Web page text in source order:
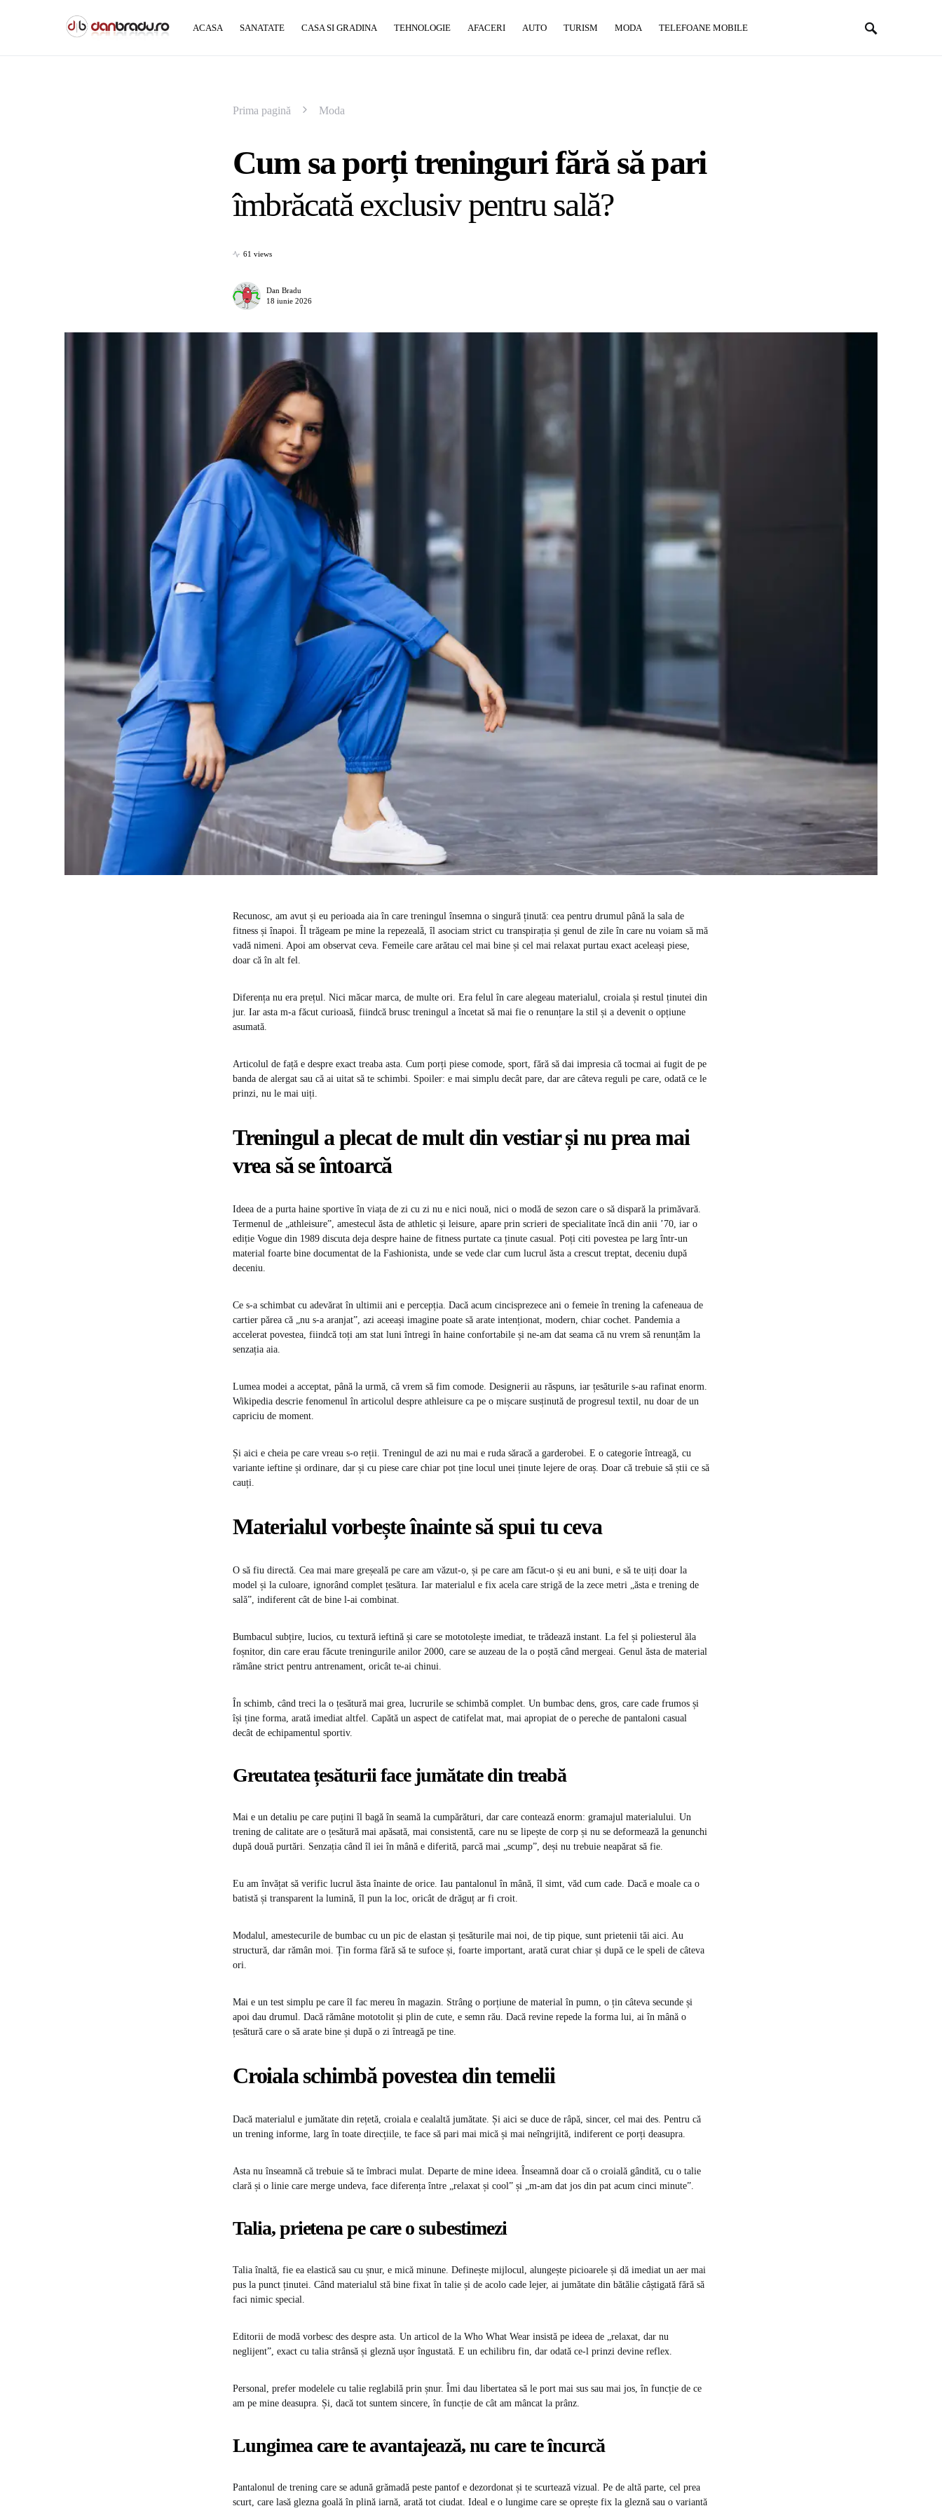
ACASA SANATATE CASA SI GRADINA TEHNOLOGIE AFACERI AUTO TURISM MODA TELEFOANE MOBILE
Prima pagină Moda
Cum sa porți treninguri fără să pari
îmbrăcată exclusiv pentru sală?
61 views
Dan Bradu
18 iunie 2026
Recunosc, am avut și eu perioada aia în care treningul însemna o singură ținută: cea pentru drumul până la sala de
fitness și înapoi. Îl trăgeam pe mine la repezeală, îl asociam strict cu transpirația și genul de zile în care nu voiam să mă
vadă nimeni. Apoi am observat ceva. Femeile care arătau cel mai bine și cel mai relaxat purtau exact aceleași piese,
doar că în alt fel.
Diferența nu era prețul. Nici măcar marca, de multe ori. Era felul în care alegeau materialul, croiala și restul ținutei din
jur. Iar asta m-a făcut curioasă, fiindcă brusc treningul a încetat să mai fie o renunțare la stil și a devenit o opțiune
asumată.
Articolul de față e despre exact treaba asta. Cum porți piese comode, sport, fără să dai impresia că tocmai ai fugit de pe
banda de alergat sau că ai uitat să te schimbi. Spoiler: e mai simplu decât pare, dar are câteva reguli pe care, odată ce le
prinzi, nu le mai uiți.
Treningul a plecat de mult din vestiar și nu prea mai
vrea să se întoarcă
Ideea de a purta haine sportive în viața de zi cu zi nu e nici nouă, nici o modă de sezon care o să dispară la primăvară.
Termenul de „athleisure”, amestecul ăsta de athletic și leisure, apare prin scrieri de specialitate încă din anii ’70, iar o
ediție Vogue din 1989 discuta deja despre haine de fitness purtate ca ținute casual. Poți citi povestea pe larg într-un
material foarte bine documentat de la Fashionista, unde se vede clar cum lucrul ăsta a crescut treptat, deceniu după
deceniu.
Ce s-a schimbat cu adevărat în ultimii ani e percepția. Dacă acum cincisprezece ani o femeie în trening la cafeneaua de
cartier părea că „nu s-a aranjat”, azi aceeași imagine poate să arate intenționat, modern, chiar cochet. Pandemia a
accelerat povestea, fiindcă toți am stat luni întregi în haine confortabile și ne-am dat seama că nu vrem să renunțăm la
senzația aia.
Lumea modei a acceptat, până la urmă, că vrem să fim comode. Designerii au răspuns, iar țesăturile s-au rafinat enorm.
Wikipedia descrie fenomenul în articolul despre athleisure ca pe o mișcare susținută de progresul textil, nu doar de un
capriciu de moment.
Și aici e cheia pe care vreau s-o reții. Treningul de azi nu mai e ruda săracă a garderobei. E o categorie întreagă, cu
variante ieftine și ordinare, dar și cu piese care chiar pot ține locul unei ținute lejere de oraș. Doar că trebuie să știi ce să
cauți.
Materialul vorbește înainte să spui tu ceva
O să fiu directă. Cea mai mare greșeală pe care am văzut-o, și pe care am făcut-o și eu ani buni, e să te uiți doar la
model și la culoare, ignorând complet țesătura. Iar materialul e fix acela care strigă de la zece metri „ăsta e trening de
sală”, indiferent cât de bine l-ai combinat.
Bumbacul subțire, lucios, cu textură ieftină și care se mototolește imediat, te trădează instant. La fel și poliesterul ăla
foșnitor, din care erau făcute treningurile anilor 2000, care se auzeau de la o poștă când mergeai. Genul ăsta de material
rămâne strict pentru antrenament, oricât te-ai chinui.
În schimb, când treci la o țesătură mai grea, lucrurile se schimbă complet. Un bumbac dens, gros, care cade frumos și
își ține forma, arată imediat altfel. Capătă un aspect de catifelat mat, mai apropiat de o pereche de pantaloni casual
decât de echipamentul sportiv.
Greutatea țesăturii face jumătate din treabă
Mai e un detaliu pe care puțini îl bagă în seamă la cumpărături, dar care contează enorm: gramajul materialului. Un
trening de calitate are o țesătură mai apăsată, mai consistentă, care nu se lipește de corp și nu se deformează la genunchi
după două purtări. Senzația când îl iei în mână e diferită, parcă mai „scump”, deși nu trebuie neapărat să fie.
Eu am învățat să verific lucrul ăsta înainte de orice. Iau pantalonul în mână, îl simt, văd cum cade. Dacă e moale ca o
batistă și transparent la lumină, îl pun la loc, oricât de drăguț ar fi croit.
Modalul, amestecurile de bumbac cu un pic de elastan și țesăturile mai noi, de tip pique, sunt prietenii tăi aici. Au
structură, dar rămân moi. Țin forma fără să te sufoce și, foarte important, arată curat chiar și după ce le speli de câteva
ori.
Mai e un test simplu pe care îl fac mereu în magazin. Strâng o porțiune de material în pumn, o țin câteva secunde și
apoi dau drumul. Dacă rămâne mototolit și plin de cute, e semn rău. Dacă revine repede la forma lui, ai în mână o
țesătură care o să arate bine și după o zi întreagă pe tine.
Croiala schimbă povestea din temelii
Dacă materialul e jumătate din rețetă, croiala e cealaltă jumătate. Și aici se duce de râpă, sincer, cel mai des. Pentru că
un trening informe, larg în toate direcțiile, te face să pari mai mică și mai neîngrijită, indiferent ce porți deasupra.
Asta nu înseamnă că trebuie să te îmbraci mulat. Departe de mine ideea. Înseamnă doar că o croială gândită, cu o talie
clară și o linie care merge undeva, face diferența între „relaxat și cool” și „m-am dat jos din pat acum cinci minute”.
Talia, prietena pe care o subestimezi
Talia înaltă, fie ea elastică sau cu șnur, e mică minune. Definește mijlocul, alungește picioarele și dă imediat un aer mai
pus la punct ținutei. Când materialul stă bine fixat în talie și de acolo cade lejer, ai jumătate din bătălie câștigată fără să
faci nimic special.
Editorii de modă vorbesc des despre asta. Un articol de la Who What Wear insistă pe ideea de „relaxat, dar nu
neglijent”, exact cu talia strânsă și gleznă ușor îngustată. E un echilibru fin, dar odată ce-l prinzi devine reflex.
Personal, prefer modelele cu talie reglabilă prin șnur. Îmi dau libertatea să le port mai sus sau mai jos, în funcție de ce
am pe mine deasupra. Și, dacă tot suntem sincere, în funcție de cât am mâncat la prânz.
Lungimea care te avantajează, nu care te încurcă
Pantalonul de trening care se adună grămadă peste pantof e dezordonat și te scurtează vizual. Pe de altă parte, cel prea
scurt, care lasă glezna goală în plină iarnă, arată tot ciudat. Ideal e o lungime care se oprește fix la gleznă sau o variantă